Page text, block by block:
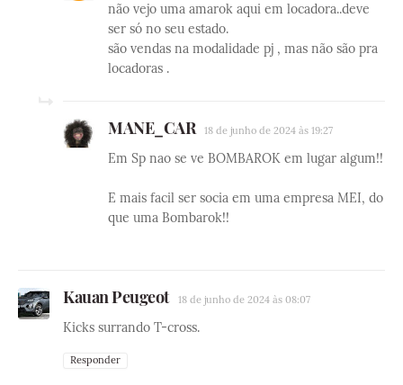
não vejo uma amarok aqui em locadora..deve
ser só no seu estado.
são vendas na modalidade pj , mas não são pra
locadoras .
MANE_CAR 18 de junho de 2024 às 19:27
Em Sp nao se ve BOMBAROK em lugar algum!!
E mais facil ser socia em uma empresa MEI, do
que uma Bombarok!!
Kauan Peugeot 18 de junho de 2024 às 08:07
Kicks surrando T-cross.
Responder